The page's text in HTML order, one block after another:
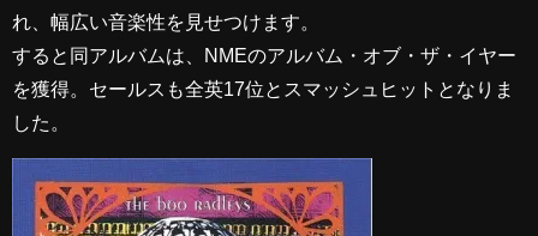
れ、幅広い音楽性を見せつけます。
すると同アルバムは、NMEのアルバム・オブ・ザ・イヤー
を獲得。セールスも全英17位とスマッシュヒットとなりま
した。